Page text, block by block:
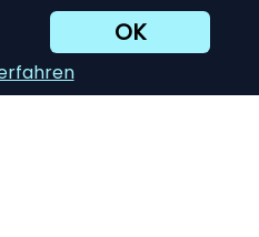
OK
Suchen Sie nach
da
ermöglichen